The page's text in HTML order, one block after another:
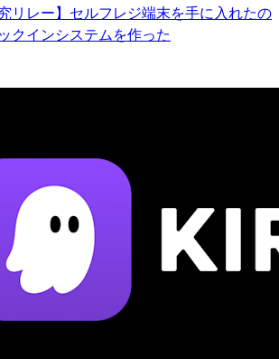
リレー】セルフレジ端末を手に入れたの
クインシステムを作った